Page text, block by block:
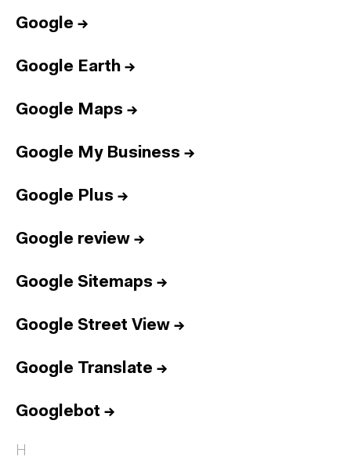
Google →
Google Earth →
Google Maps →
Google My Business →
Google Plus →
Google review →
Google Sitemaps →
Google Street View →
Google Translate →
Googlebot →
H